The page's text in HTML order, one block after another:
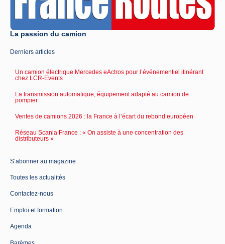
La passion du camion
Derniers articles
Un camion électrique Mercedes eActros pour l’événementiel itinérant
chez LCR-Events
La transmission automatique, équipement adapté au camion de
pompier
Ventes de camions 2026 : la France à l’écart du rebond européen
Réseau Scania France : « On assiste à une concentration des
distributeurs »
S’abonner au magazine
Toutes les actualités
Contactez-nous
Emploi et formation
Agenda